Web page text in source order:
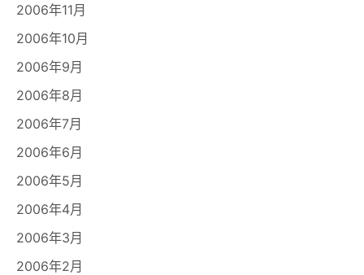
2006年11月
2006年10月
2006年9月
2006年8月
2006年7月
2006年6月
2006年5月
2006年4月
2006年3月
2006年2月